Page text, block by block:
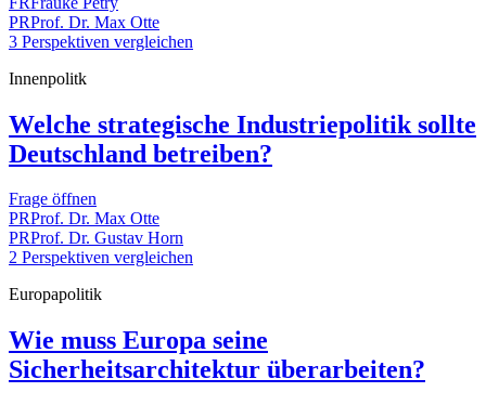
PRProf. Dr. Max Otte
3 Perspektiven vergleichen
Innenpolitk
Welche strategische Industriepolitik sollte
Deutschland betreiben?
Frage öffnen
PRProf. Dr. Max Otte
PRProf. Dr. Gustav Horn
2 Perspektiven vergleichen
Europapolitik
Wie muss Europa seine
Sicherheitsarchitektur überarbeiten?